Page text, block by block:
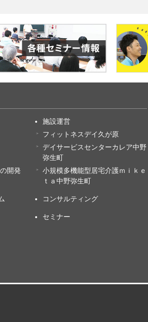
開発
施設運営
フィットネスデイ久が原
デイサービスセンターカレア中野
弥生町
小規模多機能型居宅介護ｍｉｋｅ
ｔａ中野弥生町
コンサルティング
セミナー